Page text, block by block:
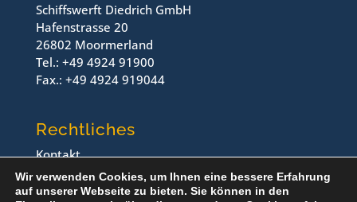
Schiffswerft Diedrich GmbH
Hafenstrasse 20
26802 Moormerland
Tel.: +49 4924 91900
Fax.: +49 4924 919044
Rechtliches
Kontakt
Impressum
Datenschutz
Wir verwenden Cookies, um Ihnen eine bessere Erfahrung
auf unserer Webseite zu bieten. Sie können in den